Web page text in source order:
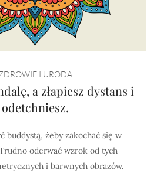
I URODA
a złapiesz dystans i
odetchniesz.
buddystą, żeby zakochać się w
oderwać wzrok od tych
i barwnych obrazów.